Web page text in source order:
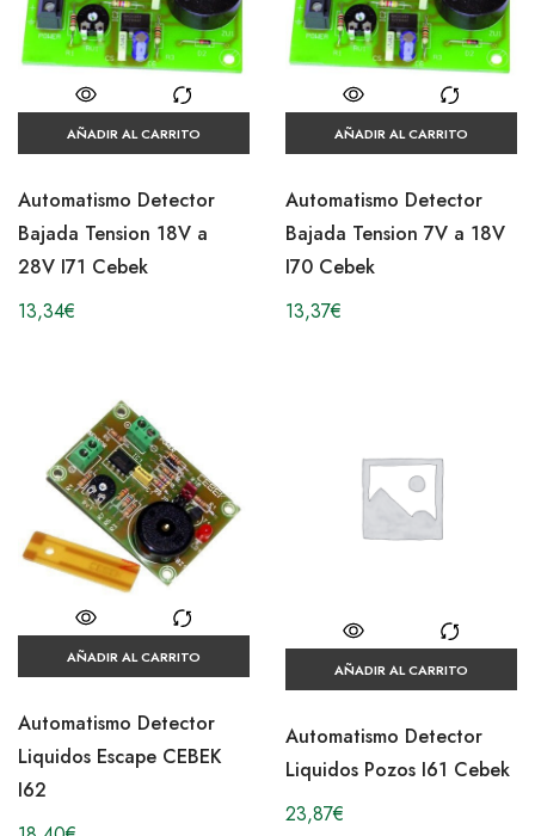
AÑADIR AL CARRITO
Automatismo Detector
Bajada Tension 18V a
28V I71 Cebek
13,34€
AÑADIR AL CARRITO
Automatismo Detector
Bajada Tension 7V a 18V
I70 Cebek
13,37€
AÑADIR AL CARRITO
Automatismo Detector
Liquidos Escape CEBEK
I62
AÑADIR AL CARRITO
Automatismo Detector
Liquidos Pozos I61 Cebek
23,87€